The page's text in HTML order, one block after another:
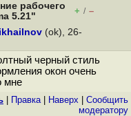
рабочего
5.21"
+ / –
(ok), 26-
черный стиль
окон очень
мне
Правка| Наверх
Cообщить
модератору